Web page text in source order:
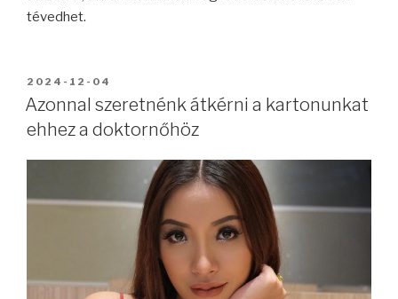
tévedhet.
BEKÜLDVE:
2024-12-04
Azonnal szeretnénk átkérni a kartonunkat
ehhez a doktornőhöz